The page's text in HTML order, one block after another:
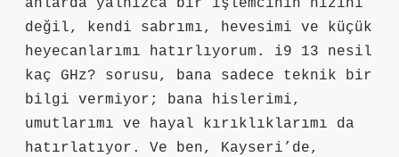
anlarda yalnızca bir işlemcinin hızını
değil, kendi sabrımı, hevesimi ve küçük
heyecanlarımı hatırlıyorum. i9 13 nesil
kaç GHz? sorusu, bana sadece teknik bir
bilgi vermiyor; bana hislerimi,
umutlarımı ve hayal kırıklıklarımı da
hatırlatıyor. Ve ben, Kayseri’de,